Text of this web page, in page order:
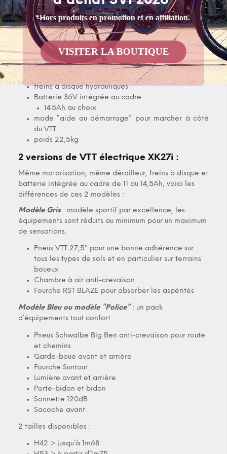
France :
Compteur digital renforcé noir, 5 modes
Couleur Gris ou Bleu Police et peinture poudré
qualité automobile
8 vitesses Shimano Altus
cadre aluminium 6061
fourche télescopique
freins à disque hydrauliques
Batterie 36V intégrée au cadre
14.5Ah au choix
mode “aide au démarrage” pour marcher à côté
du VTT
poids 22,5kg
2 versions de VTT électrique XK27i :
Même motorisation, même dérailleur, freins à disque et
batterie intégrée au cadre de 11 ou 14,5Ah, voici les
différences de ces 2 modèles :
Modèle Gris: modèle sportif par excellence, les
équipements sont réduits au minimum pour un maximum
de sensations.
Pneus VTT 27,5″ pour une bonne adhérence sur
tous les types de sols et en particulier sur terrains
boueux
Chambre à air anti-crevaison
Fourche RST BLAZE pour absorber les aspérités
Modèle Bleu ou modèle “Police”: un pack
d’équipements tout confort :
Pneus Schwalbe Big Ben anti-crevaison pour route
et chemins
Garde-boue avant et arrière
Fourche Suntour
Lumière avant et arrière
Porte-bidon et bidon
Sonnette 120dB
Sacoche avant
2 tailles disponibles :
H42 > jusqu’à 1m68
*Hors produits en promotion et en affiliation.
VISITER LA BOUTIQUE